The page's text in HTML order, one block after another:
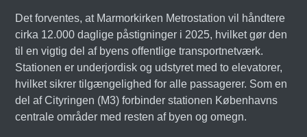
Det forventes, at Marmorkirken Metrostation vil håndtere
cirka 12.000 daglige påstigninger i 2025, hvilket gør den
til en vigtig del af byens offentlige transportnetværk.
Stationen er underjordisk og udstyret med to elevatorer,
hvilket sikrer tilgængelighed for alle passagerer. Som en
del af Cityringen (M3) forbinder stationen Københavns
centrale områder med resten af byen og omegn.